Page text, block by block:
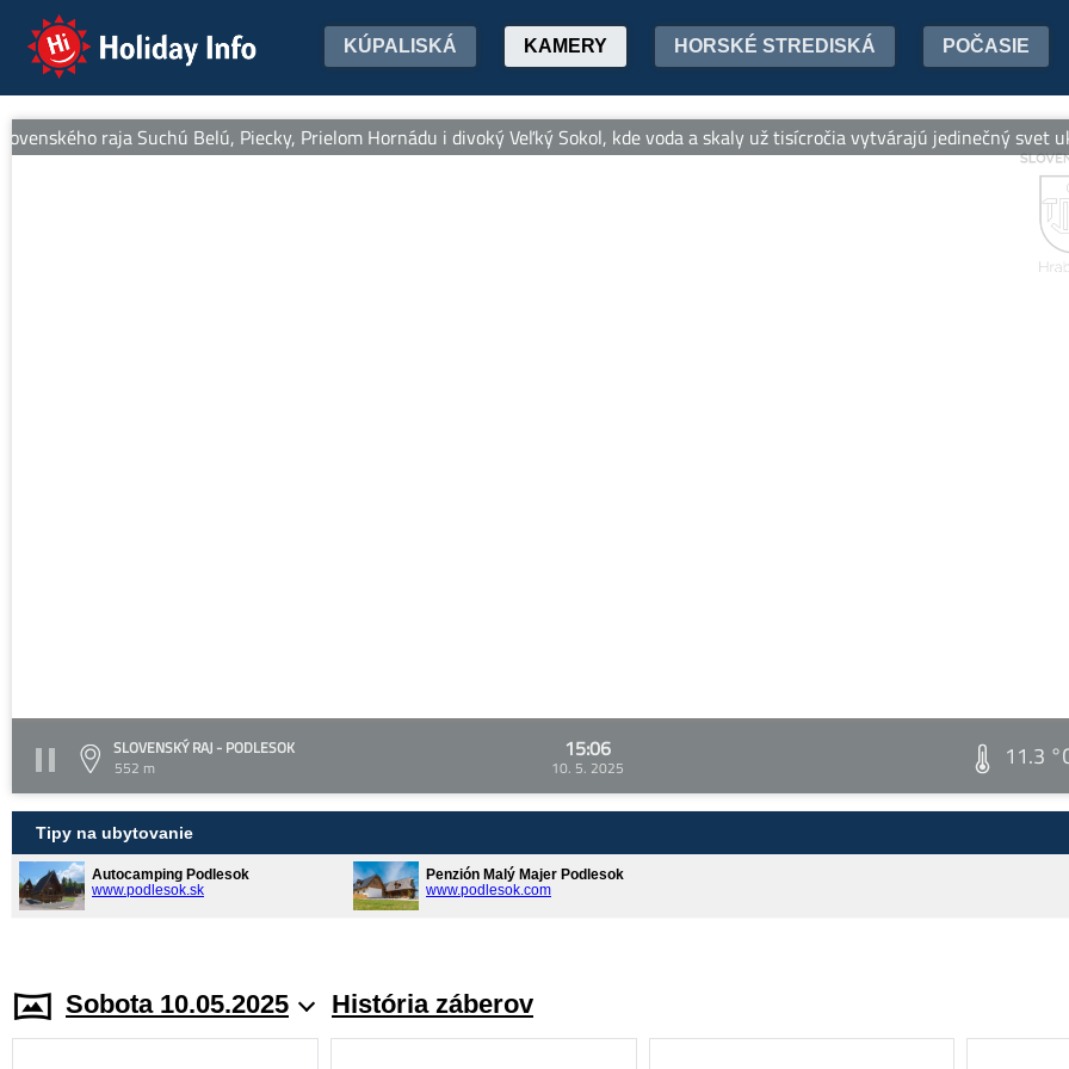
Holiday Info KÚPALISKÁ KAMERY HORSKÉ STREDISKÁ POČASIE
raja Suchú Belú, Piecky, Prielom Hornádu i divoký Veľký Sokol, kde voda a skaly už tisícročia vytvárajú jedinečný svet
SLOVENSKÝ RAJ - PODLESOK
552 m
15:06
10. 5. 2025 11.3
Tipy na ubytovanie
Autocamping Podlesok
www.podlesok.sk
Penzión Malý Majer Podlesok
www.podlesok.com
Sobota 10.05.2025 História záberov